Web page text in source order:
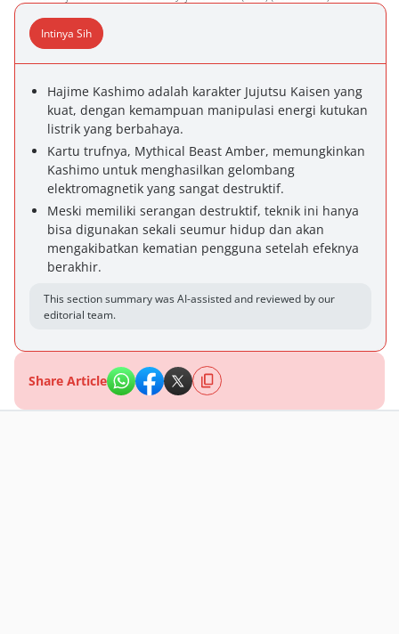
Intinya Sih
Hajime Kashimo adalah karakter Jujutsu Kaisen yang
kuat, dengan kemampuan manipulasi energi kutukan
listrik yang berbahaya.
Kartu trufnya, Mythical Beast Amber, memungkinkan
Kashimo untuk menghasilkan gelombang
elektromagnetik yang sangat destruktif.
Meski memiliki serangan destruktif, teknik ini hanya
bisa digunakan sekali seumur hidup dan akan
mengakibatkan kematian pengguna setelah efeknya
berakhir.
This section summary was AI-assisted and reviewed by our
editorial team.
Share Article